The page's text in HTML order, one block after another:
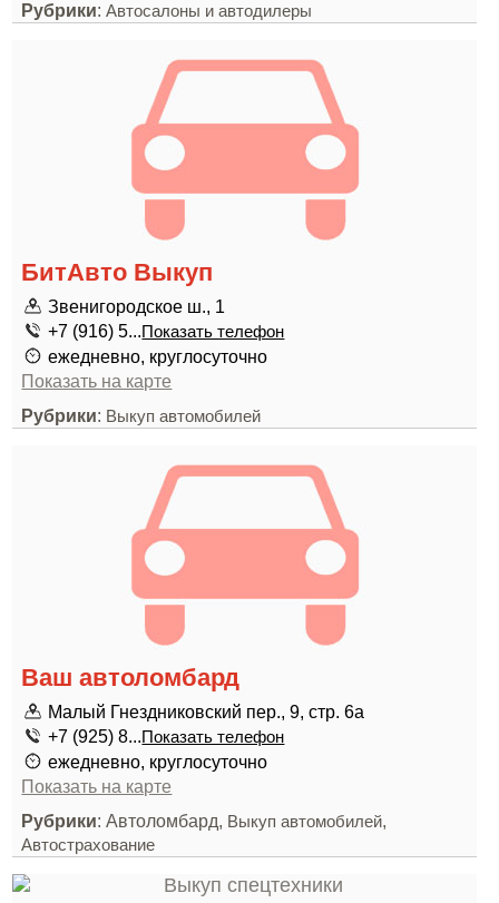
Рубрики:Автосалоны и автодилеры
БитАвто Выкуп
Звенигородское ш., 1
+7 (916) 5...Показать телефон
ежедневно, круглосуточно
Показать на карте
Рубрики: Выкуп автомобилей
Ваш автоломбард
Малый Гнездниковский пер., 9, стр. 6а
+7 (925) 8...Показать телефон
ежедневно, круглосуточно
Показать на карте
Рубрики: Автоломбард, Выкуп автомобилей,
Автострахование